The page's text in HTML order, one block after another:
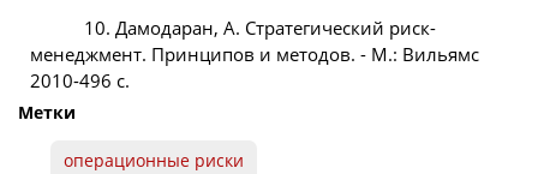
10. Дамодаран, А. Стратегический риск-
менеджмент. Принципов и методов. - М.: Вильямс
2010-496 с.
Метки
операционные риски